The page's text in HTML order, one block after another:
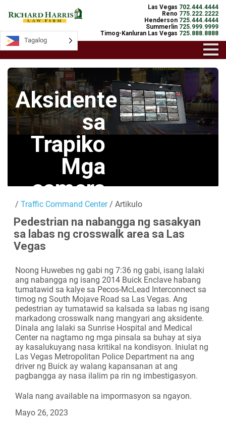
Las Vegas 702.444.4444
Reno 775.222.2222
Henderson 725.444.4444
Summerlin 725.999.9999
Timog-Kanluran Las Vegas 725.888.8888
Aksidente
sa
Trapiko
Mga
camera
Mga Live na
Camera
/ Traffic Command Center/ Artikulo
Pedestrian na nabangga ng sasakyan
sa labas ng crosswalk area sa Las
Vegas
Noong Huwebes ng gabi ng 7:36 ng gabi, isang lalaki
ang nabangga ng isang 2014 Buick Enclave habang
tumatawid sa kalye sa Pecos-McLead Interconnect sa
timog ng South Mojave Road sa Las Vegas. Ang
pedestrian ay tumatawid sa kalsada sa labas ng isang
markadong crosswalk nang mangyari ang aksidente.
Dinala ang lalaki sa Sunrise Hospital and Medical
Center na nagtamo ng mga pinsala sa buhay at siya
ay kasalukuyang nasa kritikal na kondisyon. Iniulat ng
Las Vegas Metropolitan Police Department na ang
driver ng Buick ay walang kapansanan at ang
pagbangga ay nasa ilalim pa rin ng imbestigasyon.
Wala nang available na impormasyon sa ngayon.
Mayo 26, 2023
Tagalog
Tagalog